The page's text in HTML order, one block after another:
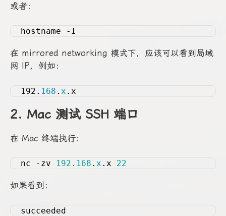
或者：
hostname -I
在 mirrored networking 模式下，应该可以看到局域
网 IP，例如：
192. 168 . x .x
2. Mac 测试 SSH 端口
在 Mac 终端执行：
nc -zv 192.168 . x .x 22
如果看到：
succeeded